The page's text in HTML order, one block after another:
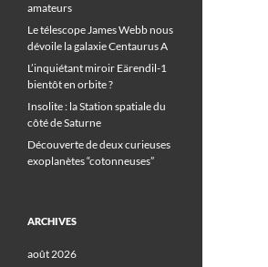
amateurs
Le télescope James Webb nous
dévoile la galaxie Centaurus A
L’inquiétant miroir Eärendil-1
bientôt en orbite ?
Insolite : la Station spatiale du
côté de Saturne
Découverte de deux curieuses
exoplanètes “cotonneuses”
ARCHIVES
août 2026